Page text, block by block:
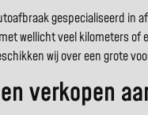
gespecialiseerd
wellicht veel kilometers
wij over een grote
verkopen